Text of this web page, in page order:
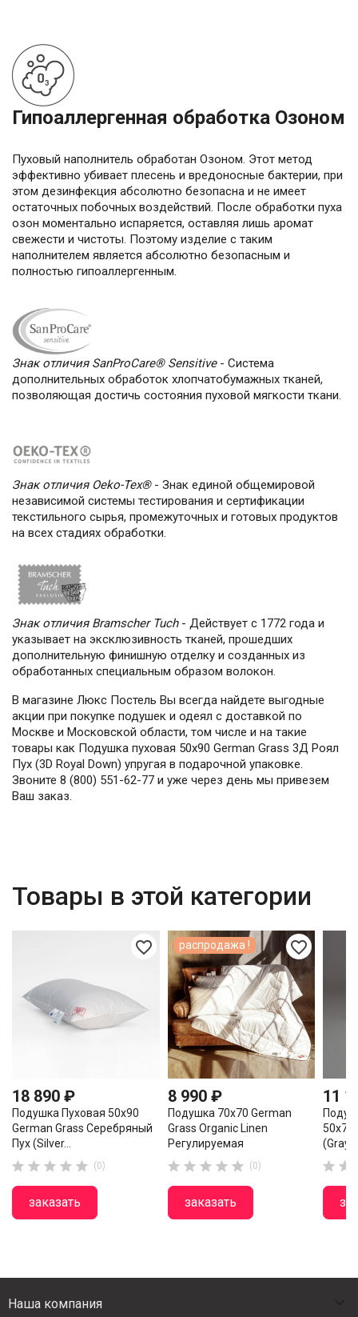
Гипоаллергенная обработка Озоном
Пуховый наполнитель обработан Озоном. Этот метод
эффективно убивает плесень и вредоносные бактерии, при
этом дезинфекция абсолютно безопасна и не имеет
остаточных побочных воздействий. После обработки пуха
озон моментально испаряется, оставляя лишь аромат
свежести и чистоты. Поэтому изделие с таким
наполнителем является абсолютно безопасным и
полностью гипоаллергенным.
Знак отличия SanProCare® Sensitive - Cистема
дополнительных обработок хлопчатобумажных тканей,
позволяющая достичь состояния пуховой мягкости ткани.
Знак отличия Oeko-Tex® - Знак единой общемировой
независимой системы тестирования и сертификации
текстильного сырья, промежуточных и готовых продуктов
на всех стадиях обработки.
Знак отличия Bramscher Tuch- Действует с 1772 года и
указывает на эксклюзивность тканей, прошедших
дополнительную финишную отделку и созданных из
обработанных специальным образом волокон.
В магазине Люкс Постель Вы всегда найдете выгодные
акции при покупке подушек и одеял с доставкой по
Москве и Московской области, том числе и на такие
товары как Подушка пуховая 50х90 German Grass 3Д Роял
Пух (3D Royal Down) упругая в подарочной упаковке.
Звоните 8 (800) 551-62-77 и уже через день мы привезем
Ваш заказ.
Товары в этой категории
favorite_border
18 890 ₽
Подушка Пуховая 50х90
German Grass Серебряный
Пух (Silver...
     (0)
заказать
favorite_border
8 990 ₽
Подушка 70х70 German
Grass Organic Linen
Регулируемая
     (0)
заказать
распродажа !
11
50х70
(Gray...
 
Наша компания